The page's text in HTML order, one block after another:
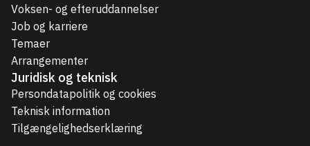
Voksen- og efteruddannelser
Job og karriere
Temaer
Arrangementer
Juridisk og teknisk
Persondatapolitik og cookies
Teknisk information
Tilgængelighedserklæring